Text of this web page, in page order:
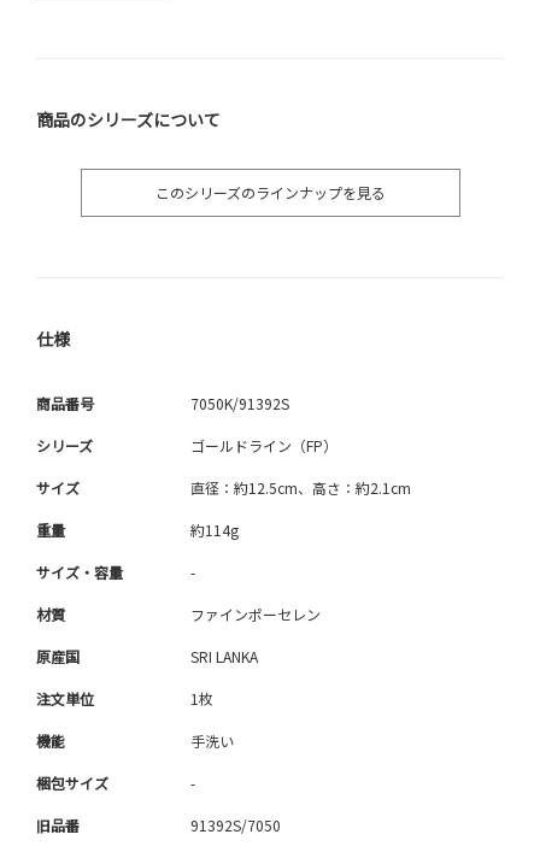
商品のシリーズについて
このシリーズのラインナップを見る
仕様
商品番号 7050K/91392S
シリーズ ゴールドライン（FP）
サイズ 直径：約12.5cm、高さ：約2.1cm
重量 約114g
サイズ・容量 -
材質 ファインポーセレン
原産国 SRI LANKA
注文単位 1枚
機能 手洗い
梱包サイズ -
旧品番 91392S/7050